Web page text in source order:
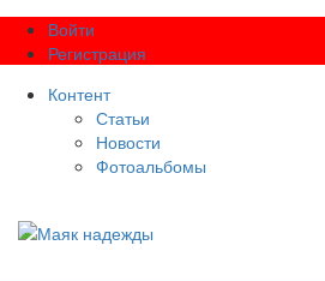
Войти
Регистрация
Контент
Статьи
Новости
Фотоальбомы